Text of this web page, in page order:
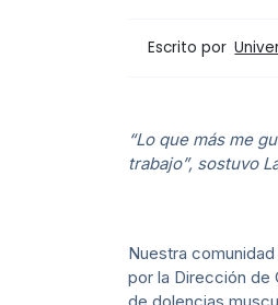
Escrito por
“Lo que más me
trabajo”, sostuvo
Nuestra
por la Dirección de